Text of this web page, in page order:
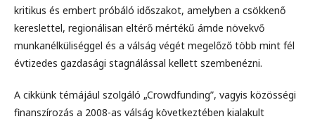
kritikus és embert próbáló időszakot, amelyben a csökkenő
kereslettel, regionálisan eltérő mértékű ámde növekvő
munkanélküliséggel és a válság végét megelőző több mint fél
évtizedes gazdasági stagnálással kellett szembenézni.
A cikkünk témájául szolgáló „Crowdfunding”, vagyis közösségi
finanszírozás a 2008-as válság következtében kialakult